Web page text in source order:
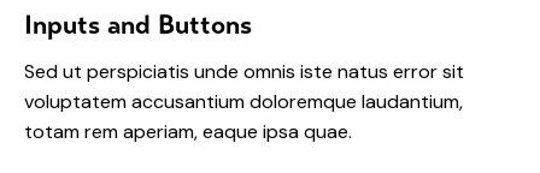
Inputs and Buttons
Sed ut perspiciatis unde omnis iste natus error sit
voluptatem accusantium doloremque laudantium,
totam rem aperiam, eaque ipsa quae.